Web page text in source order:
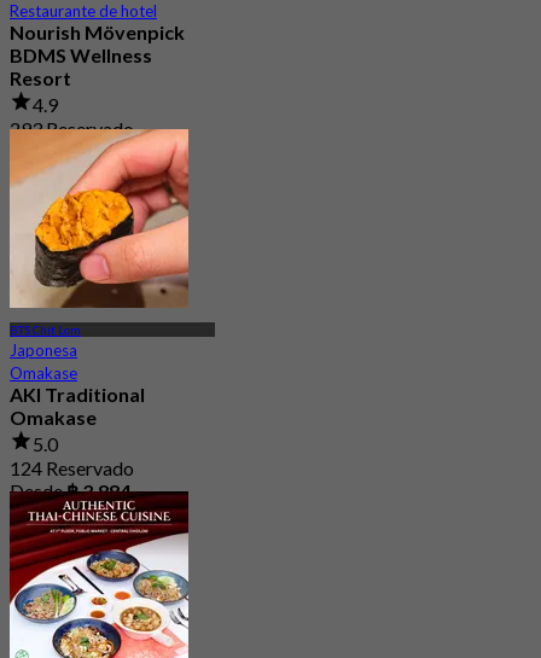
Restaurante de hotel
Nourish Mövenpick
BDMS Wellness
Resort
4.9
293 Reservado
฿ 600
BTS Chit Lom
Japonesa
Omakase
AKI Traditional
Omakase
5.0
124 Reservado
Desde฿ 3,884